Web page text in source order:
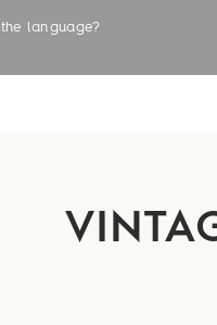
language?